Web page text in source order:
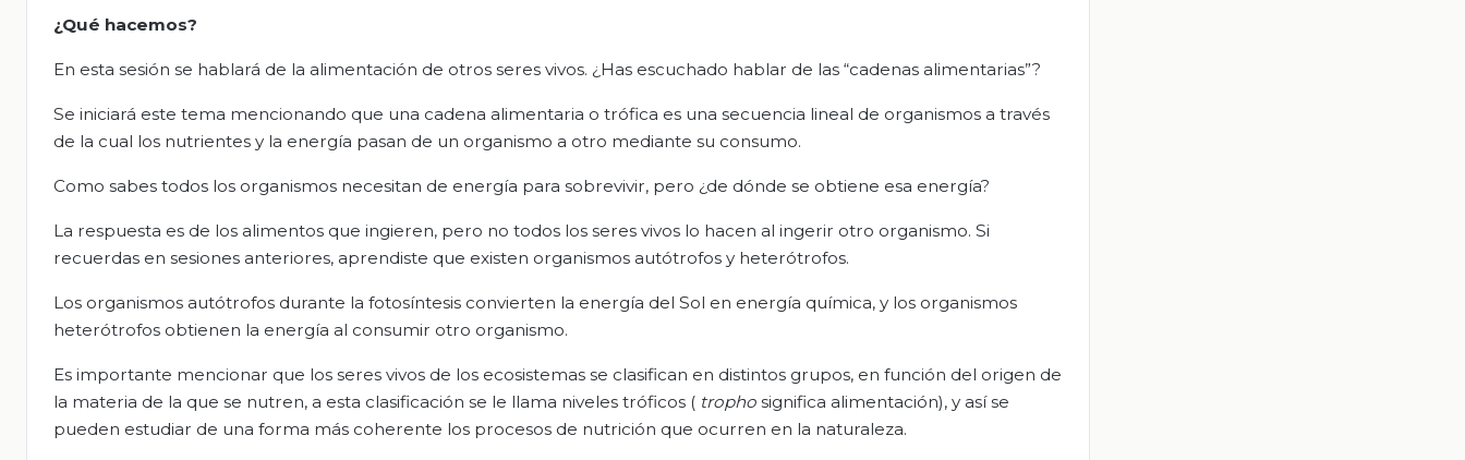
¿Qué hacemos?
En esta sesión se hablará de la alimentación de otros seres vivos. ¿Has escuchado hablar de las “cadenas alimentarias”?
Se iniciará este tema mencionando que una cadena alimentaria o trófica es una secuencia lineal de organismos a través
de la cual los nutrientes y la energía pasan de un organismo a otro mediante su consumo.
Como sabes todos los organismos necesitan de energía para sobrevivir, pero ¿de dónde se obtiene esa energía?
La respuesta es de los alimentos que ingieren, pero no todos los seres vivos lo hacen al ingerir otro organismo. Si
recuerdas en sesiones anteriores, aprendiste que existen organismos autótrofos y heterótrofos.
Los organismos autótrofos durante la fotosíntesis convierten la energía del Sol en energía química, y los organismos
heterótrofos obtienen la energía al consumir otro organismo.
Es importante mencionar que los seres vivos de los ecosistemas se clasifican en distintos grupos, en función del origen de
la materia de la que se nutren, a esta clasificación se le llama niveles tróficos ( tropho significa alimentación), y así se
pueden estudiar de una forma más coherente los procesos de nutrición que ocurren en la naturaleza.